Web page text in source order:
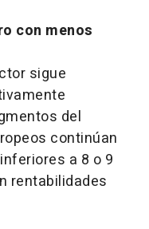
con menos
sigue
del
continúan
a 8 o 9
rentabilidades